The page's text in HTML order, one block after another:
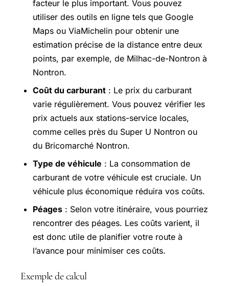
facteur le plus important. Vous pouvez
utiliser des outils en ligne tels que Google
Maps ou ViaMichelin pour obtenir une
estimation précise de la distance entre deux
points, par exemple, de Milhac-de-Nontron à
Nontron.
Coût du carburant : Le prix du carburant
varie régulièrement. Vous pouvez vérifier les
prix actuels aux stations-service locales,
comme celles près du Super U Nontron ou
du Bricomarché Nontron.
Type de véhicule : La consommation de
carburant de votre véhicule est cruciale. Un
véhicule plus économique réduira vos coûts.
Péages : Selon votre itinéraire, vous pourriez
rencontrer des péages. Les coûts varient, il
est donc utile de planifier votre route à
l’avance pour minimiser ces coûts.
Exemple de calcul